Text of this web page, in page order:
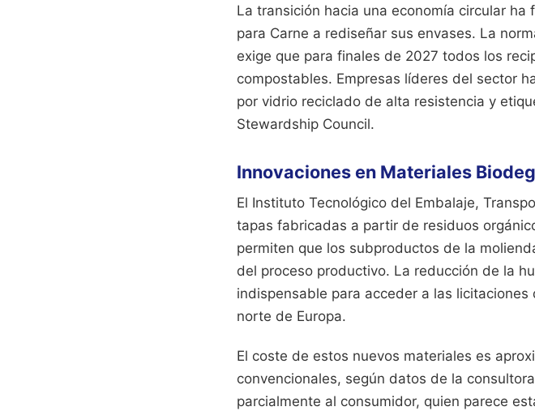
La transición hacia una economía circular
para Carne a rediseñar sus envases. La
exige que para finales de 2027 todos los
compostables. Empresas líderes del sector
por vidrio reciclado de alta resistencia y
Stewardship Council.
Innovaciones en Materiales
El Instituto Tecnológico del Embalaje,
tapas fabricadas a partir de residuos
permiten que los subproductos de la
del proceso productivo. La reducción de la
indispensable para acceder a las
norte de Europa.
El coste de estos nuevos materiales es
convencionales, según datos de la
parcialmente al consumidor, quien parece